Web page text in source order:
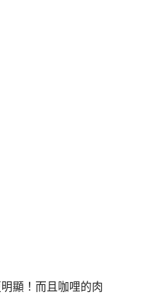
顯！而且咖哩的肉